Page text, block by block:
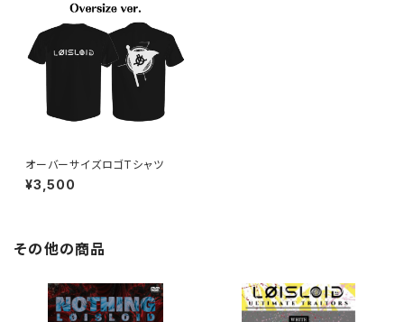
オーバーサイズロゴTシャツ
¥3,500
その他の商品